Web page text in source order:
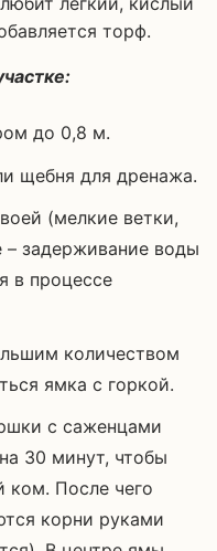
торф.
до 0,8 м.
щебня для дренажа.
(мелкие ветки,
– задерживание воды
в процессе
количеством
ямка с горкой.
с саженцами
30 минут, чтобы
ком. После чего
корни руками